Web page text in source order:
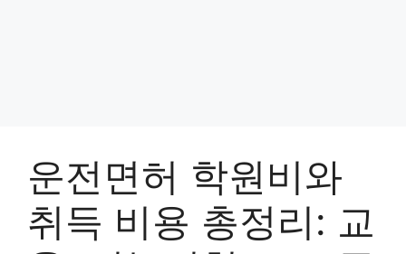
운전면허 학원비와
취득 비용 총정리: 교